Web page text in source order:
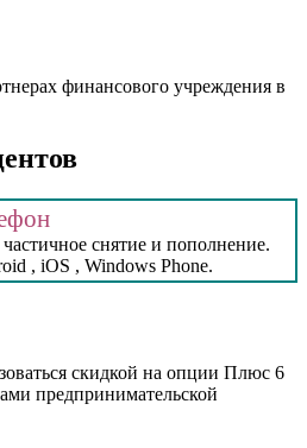
финансового учреждения в
снятие и пополнение.
, iOS , Windows Phone.
скидкой на опции Плюс 6
предпринимательской